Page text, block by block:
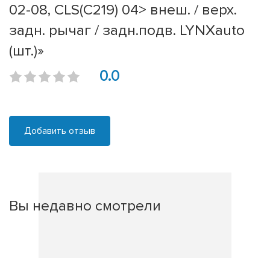
02-08, CLS(C219) 04> внеш. / верх.
задн. рычаг / задн.подв. LYNXauto
(шт.)»
0.0
Добавить отзыв
Вы недавно смотрели